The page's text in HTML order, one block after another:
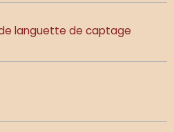
languette de captage